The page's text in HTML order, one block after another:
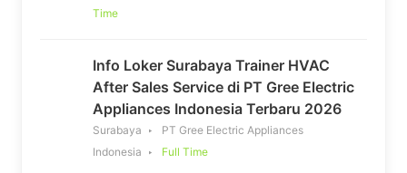
Time
Info Loker Surabaya Trainer HVAC
After Sales Service di PT Gree Electric
Appliances Indonesia Terbaru 2026
Surabaya
PT Gree Electric Appliances
Indonesia
Full Time